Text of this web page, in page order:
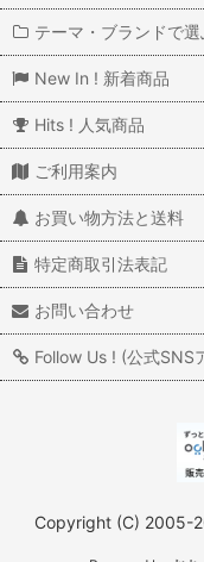
テーマ・ブランドで選
New In ! 新着商品
Hits ! 人気商品
ご利用案内
お買い物方法と送料
特定商取引法表記
お問い合わせ
Follow Us ! (公式SNS
Copyright (C) 2005-